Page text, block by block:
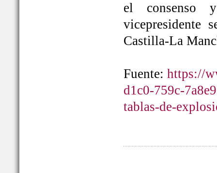
el consenso
vicepresidente
Castilla-La
Fuente: https://
d1c0-759c-
tablas-de-